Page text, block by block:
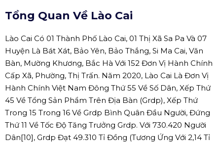
Tổng Quan Về Lào Cai
Lào Cai Có 01 Thành Phố Lào Cai, 01 Thị Xã Sa Pa Và 07
Huyện Là Bát Xát, Bảo Yên, Bảo Thắng, Si Ma Cai, Văn
Bàn, Mường Khương, Bắc Hà Với 152 Đơn Vị Hành Chính
Cấp Xã, Phường, Thị Trấn. Năm 2020, Lào Cai Là Đơn Vị
Hành Chính Việt Nam Đông Thứ 55 Về Số Dân, Xếp Thứ
45 Về Tổng Sản Phẩm Trên Địa Bàn (Grdp), Xếp Thứ
Trong 15 Trong 16 Về Grdp Bình Quân Đầu Người, Đứng
Thứ 11 Về Tốc Độ Tăng Trưởng Grdp. Với 730.420 Người
Dân[10], Grdp Đạt 49.310 Tỉ Đồng (Tương Ứng Với 2,14 Tỉ